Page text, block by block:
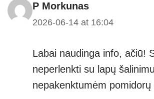
P Morkunas
2026-06-14 at 16:04
Labai naudinga info, ačiū!
neperlenkti su lapų
nepakenktumėm pomidorų